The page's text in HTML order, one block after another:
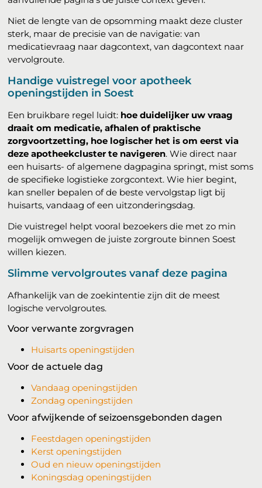
Niet de lengte van de opsomming maakt deze cluster
sterk, maar de precisie van de navigatie: van
medicatievraag naar dagcontext, van dagcontext naar
vervolgroute.
Handige vuistregel voor apotheek
openingstijden in Soest
Een bruikbare regel luidt: hoe duidelijker uw vraag
draait om medicatie, afhalen of praktische
zorgvoortzetting, hoe logischer het is om eerst via
deze apotheekcluster te navigeren. Wie direct naar
een huisarts- of algemene dagpagina springt, mist soms
de specifieke logistieke zorgcontext. Wie hier begint,
kan sneller bepalen of de beste vervolgstap ligt bij
huisarts, vandaag of een uitzonderingsdag.
Die vuistregel helpt vooral bezoekers die met zo min
mogelijk omwegen de juiste zorgroute binnen Soest
willen kiezen.
Slimme vervolgroutes vanaf deze pagina
Afhankelijk van de zoekintentie zijn dit de meest
logische vervolgroutes.
Voor verwante zorgvragen
Huisarts openingstijden
Voor de actuele dag
Vandaag openingstijden
Zondag openingstijden
Voor afwijkende of seizoensgebonden dagen
Feestdagen openingstijden
Kerst openingstijden
Oud en nieuw openingstijden
Koningsdag openingstijden